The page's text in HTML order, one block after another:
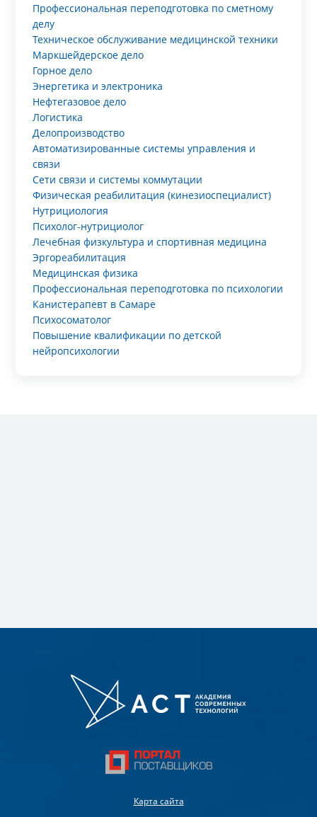
Профессиональная переподготовка по сметному
делу
Техническое обслуживание медицинской техники
Маркшейдерское дело
Горное дело
Энергетика и электроника
Нефтегазовое дело
Логистика
Делопроизводство
Автоматизированные системы управления и
связи
Сети связи и системы коммутации
Физическая реабилитация (кинезиоспециалист)
Нутрициология
Психолог-нутрициолог
Лечебная физкультура и спортивная медицина
Эргореабилитация
Медицинская физика
Профессиональная переподготовка по психологии
Канистерапевт в Самаре
Психосоматолог
Повышение квалификации по детской
нейропсихологии
Карта сайта